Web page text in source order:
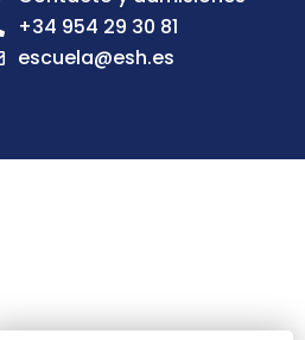
+34 954 29 30 81
escuela@esh.es